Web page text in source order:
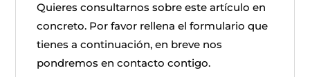
Quieres consultarnos sobre este artículo en
concreto. Por favor rellena el formulario que
tienes a continuación, en breve nos
pondremos en contacto contigo.